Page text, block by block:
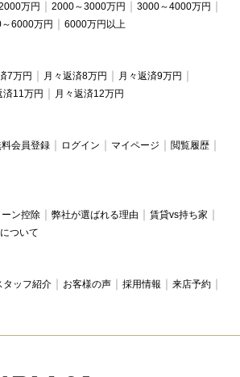
万円 2000～3000万円
3000～4000万円
6000万円 6000万円以上
7万円 月々返済8万円
月々返済9万円
済11万円 月々返済12万円
会員登録 ログイン マイページ
閲覧履歴
ン控除 弊社が選ばれる理由
賃貸vs持ち家
ついて
タッフ紹介 お客様の声 採用情報
来店予約